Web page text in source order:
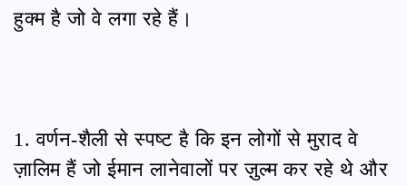
हुक्म है जो वे लगा रहे हैं।
1. वर्णन-शैली से स्पष्ट है कि इन लोगों से मुराद वे
ज़ालिम हैं जो ईमान लानेवालों पर ज़ुल्म कर रहे थे और